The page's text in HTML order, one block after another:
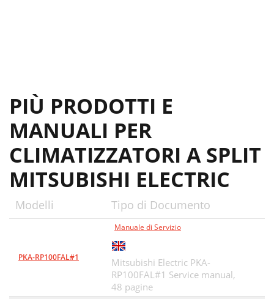
PIÙ PRODOTTI E
MANUALI PER
CLIMATIZZATORI A SPLIT
MITSUBISHI ELECTRIC
Modelli Tipo di Documento
PKA-RP100FAL#1
Manuale di Servizio
Mitsubishi Electric PKA-
RP100FAL#1 Service manual,
48 pagine